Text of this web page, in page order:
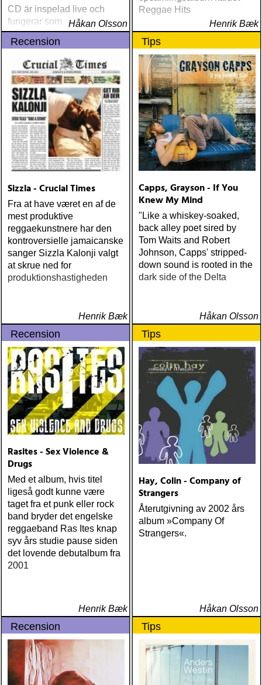
CD är inspelad live och
fungerar som en utmärkt
introduktion till denna
världsartist.
Håkan Olsson
Reggae Hits
Henrik Bæk
Recension
Sizzla - Crucial Times
Fra at have været en af de
mest produktive
reggaekunstnere har den
kontroversielle jamaicanske
sanger Sizzla Kalonji valgt
at skrue ned for
produktionshastigheden
Henrik Bæk
Tips
Capps, Grayson - If You
Knew My Mind
"Like a whiskey-soaked,
back alley poet sired by
Tom Waits and Robert
Johnson, Capps' stripped-
down sound is rooted in the
dark side of the Delta
Håkan Olsson
Recension
Rasites - Sex Violence &
Drugs
Med et album, hvis titel
ligeså godt kunne være
taget fra et punk eller rock
band bryder det engelske
reggaeband Ras Ites knap
syv års studie pause siden
det lovende debutalbum fra
2001
Henrik Bæk
Tips
Hay, Colin - Company of
Strangers
Återutgivning av 2002 års
album »Company Of
Strangers«.
Håkan Olsson
Recension Tips